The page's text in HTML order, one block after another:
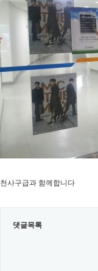
천사구급과 함께합니다
댓글목록